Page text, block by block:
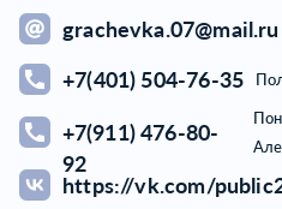
grachevka.07@mail.ru
+7(401) 504-76-35
+7(911) 476-80-
92
https://vk.com/